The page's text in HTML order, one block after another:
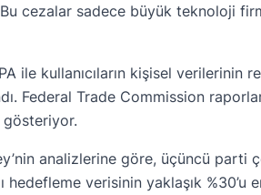
cezalar sadece büyük teknoloji
ile kullanıcıların kişisel verilerinin
Federal Trade Commission
gösteriyor.
analizlerine göre, üçüncü parti
verisinin yaklaşık %30’u